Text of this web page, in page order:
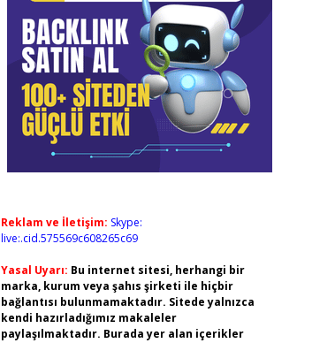
Reklam ve İletişim: Skype:
live:.cid.575569c608265c69
Yasal Uyarı: Bu internet sitesi, herhangi bir
marka, kurum veya şahıs şirketi ile hiçbir
bağlantısı bulunmamaktadır. Sitede yalnızca
kendi hazırladığımız makaleler
paylaşılmaktadır. Burada yer alan içerikler